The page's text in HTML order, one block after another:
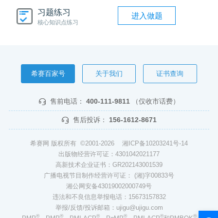
习题练习
核心知识点练习
进入做题
希赛百家号 关于我们 证书查询
售前电话： 400-111-9811 （仅收市话费）
售后投诉： 156-1612-8671
希赛网 版权所有 ©2001-2026 湘ICP备10203241号-14
出版物经营许可证：4301042021177
高新技术企业证书：GR202143001539
广播电视节目制作经营许可证： (湘)字00833号
湘公网安备43019002000749号
违法和不良信息举报电话：15673157832
举报/反馈/投诉邮箱：ujigu@ujigu.com
® ® ® ® ® ®